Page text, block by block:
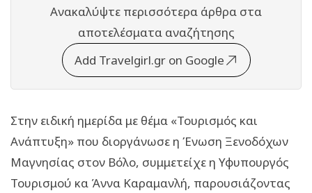
Ανακαλύψτε περισσότερα άρθρα στα
αποτελέσματα αναζήτησης
Add Travelgirl.gr on Google
Στην ειδική ημερίδα με θέμα «Τουρισμός και
Ανάπτυξη» που διοργάνωσε η Ένωση Ξενοδόχων
Μαγνησίας στον Βόλο, συμμετείχε η Υφυπουργός
Τουρισμού κα Άννα Καραμανλή, παρουσιάζοντας